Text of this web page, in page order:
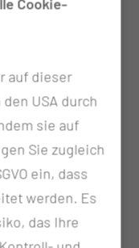
im Stütz- und
und
Muskeln,
die
aus
auf dieser
USA durch
sie auf
Sie zugleich
ein, dass
werden. Es
das Ihre